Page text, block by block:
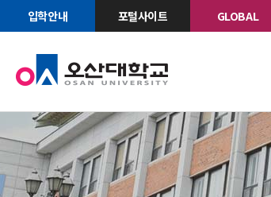
입학안내 포털사이트 GLOBAL